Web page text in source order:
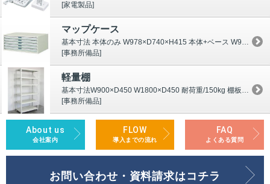
[家電製品]
マップケース
基本寸法 本体のみ W978×D740×H415 本体+ベース W978×D740×H505 本体+ベース+スタンド W978×D7...
[事務所備品]
軽量棚
基本寸法W900×D450 W1800×D450 耐荷重/150kg 棚板枚数4段または5段
[事務所備品]
About us
会社案内
FLOW
導入までの流れ
FAQ
よくある質問
お問い合わせ・資料請求はコチラ